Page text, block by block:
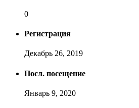
0
Регистрация
Декабрь 26, 2019
Посл. посещение
Январь 9, 2020